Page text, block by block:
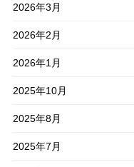
2026年3月
2026年2月
2026年1月
2025年10月
2025年8月
2025年7月